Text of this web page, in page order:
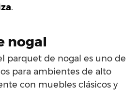
.
nogal
parquet de nogal es uno de
para ambientes de alto
con muebles clásicos y